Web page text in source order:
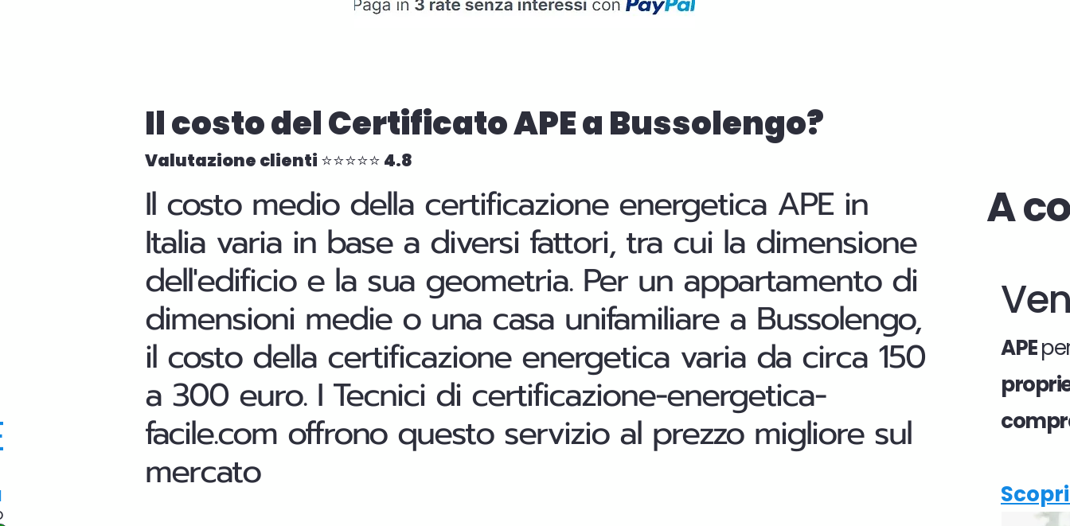
Il costo del Certificato APE a Bussolengo?
Valutazione clienti ⭐⭐⭐⭐⭐ 4.8
Il costo medio della certificazione energetica APE in
Italia varia in base a diversi fattori, tra cui la dimensione
dell'edificio e la sua geometria. Per un appartamento di
dimensioni medie o una casa unifamiliare a Bussolengo,
il costo della certificazione energetica varia da circa 150
a 300 euro. I Tecnici di certificazione-energetica-
facile.com offrono questo servizio al prezzo migliore sul
mercato
A
APE